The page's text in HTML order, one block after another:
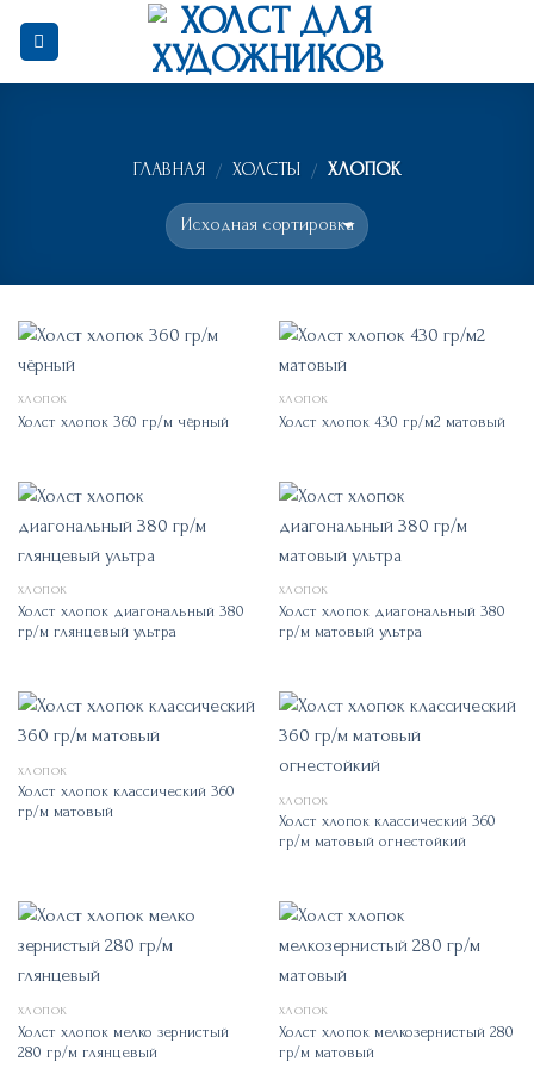
ГЛАВНАЯ / ХОЛСТЫ / ХЛОПОК
ХЛОПОК
Холст хлопок 360 гр/м чёрный
ХЛОПОК
Холст хлопок 430 гр/м2 матовый
ХЛОПОК
Холст хлопок диагональный 380
гр/м глянцевый ультра
ХЛОПОК
Холст хлопок диагональный 380
гр/м матовый ультра
ХЛОПОК
Холст хлопок классический 360
гр/м матовый
ХЛОПОК
Холст хлопок классический 360
гр/м матовый огнестойкий
ХЛОПОК
Холст хлопок мелко зернистый
280 гр/м глянцевый
ХЛОПОК
Холст хлопок мелкозернистый 280
гр/м матовый